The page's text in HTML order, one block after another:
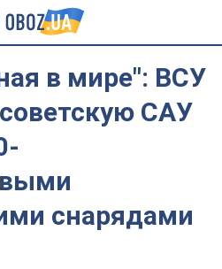
в мире": ВСУ
САУ
снарядами